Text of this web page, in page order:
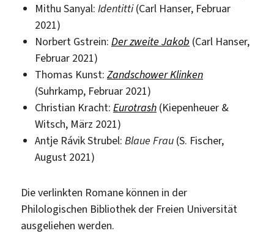
Mithu Sanyal: Identitti(Carl Hanser, Februar
2021)
Norbert Gstrein: Der zweite Jakob (Carl Hanser,
Februar 2021)
Thomas Kunst: Zandschower Klinken
(Suhrkamp, Februar 2021)
Christian Kracht: Eurotrash(Kiepenheuer &
Witsch, März 2021)
Antje Rávik Strubel: Blaue Frau(S. Fischer,
August 2021)
Die verlinkten Romane können in der
Philologischen Bibliothek der Freien Universität
ausgeliehen werden.